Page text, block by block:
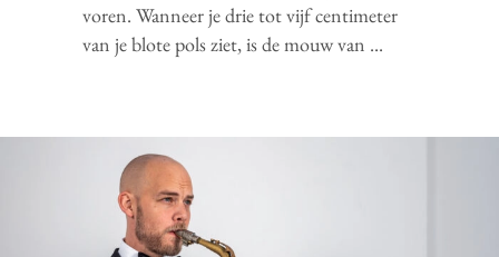
voren. Wanneer je drie tot vijf centimeter
van je blote pols ziet, is de mouw van